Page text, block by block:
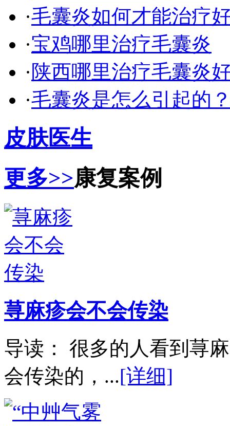
·毛囊炎如何才能治疗
·宝鸡哪里治疗毛囊炎
·陕西哪里治疗毛囊炎
·毛囊炎是怎么引起的
皮肤医生
更多>>康复案例
荨麻疹会不会传染
导读： 很多的人看到荨
会传染的，...[详细]